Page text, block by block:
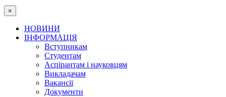
×
НОВИНИ
ІНФОРМАЦІЯ
Вступникам
Студентам
Аспірантам і науковцям
Викладачам
Вакансії
Документи